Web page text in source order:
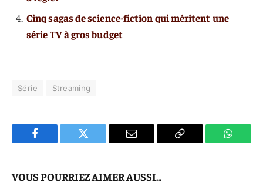
Cinq sagas de science-fiction qui méritent une
série TV à gros budget
Série Streaming
Facebook Twitter
E-
Copier
VOUS POURRIEZ AIMER AUSSI...